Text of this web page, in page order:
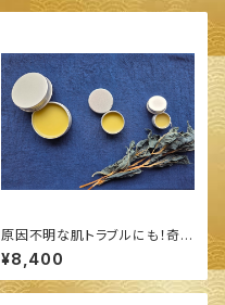
原因不明な肌トラブルにも！奇跡
のバーム！！◆ 藍の万能バーム
大サイズ 26g ◆
¥8,400